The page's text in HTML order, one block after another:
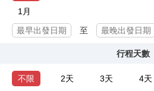
1月
至
行程天數
不限 2天 3天 4天